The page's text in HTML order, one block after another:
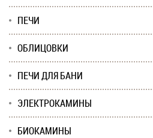
ПЕЧИ
ОБЛИЦОВКИ
ПЕЧИ ДЛЯ БАНИ
ЭЛЕКТРОКАМИНЫ
БИОКАМИНЫ